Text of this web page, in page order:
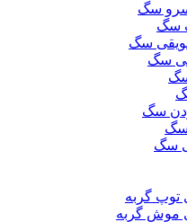
سگ
سگ
سگ
سگ
سگ
سگ
سگ
سگ
توپ گربه
موش گربه